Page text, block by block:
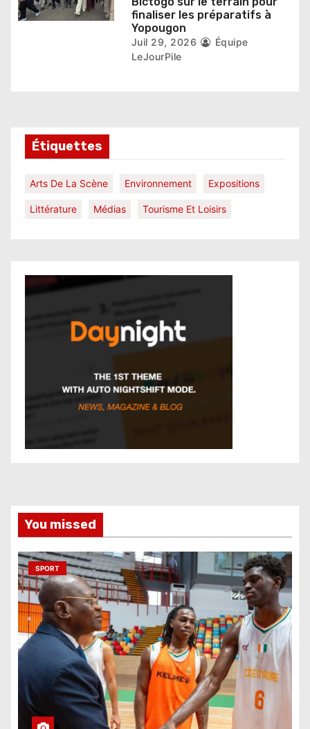
finaliser les préparatifs à
Yopougon
Juil 29, 2026
Équipe
LeJourPile
Étiquettes
Arts De La Scène Environnement Expositions
Littérature Médias Tourisme Et Loisirs
You missed
SPORT